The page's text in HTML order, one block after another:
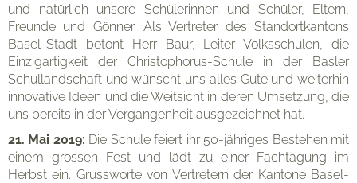
und natürlich unsere Schülerinnen und Schüler, Eltern,
Freunde und Gönner. Als Vertreter des Standortkantons
Basel-Stadt betont Herr Baur, Leiter Volksschulen, die
Einzigartigkeit der Christophorus-Schule in der Basler
Schullandschaft und wünscht uns alles Gute und weiterhin
innovative Ideen und die Weitsicht in deren Umsetzung, die
uns bereits in der Vergangenheit ausgezeichnet hat.
21. Mai 2019: Die Schule feiert ihr 50-jähriges Bestehen mit
einem grossen Fest und lädt zu einer Fachtagung im
Herbst ein. Grussworte von Vertretern der Kantone Basel-